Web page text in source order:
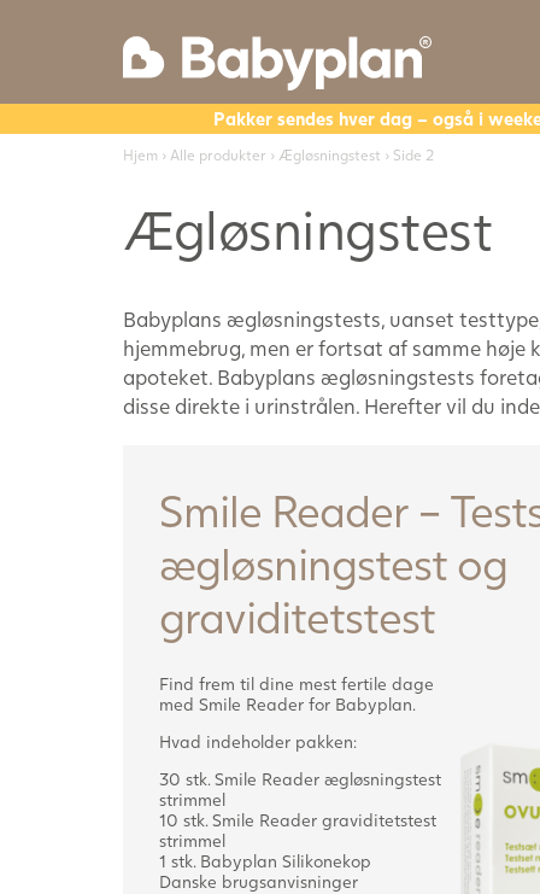
Pakker sendes hver dag – også i
Hjem › Alle produkter › Ægløsningstest › Side 2
Ægløsningstest
Babyplans ægløsningstests, uanset
hjemmebrug, men er fortsat af samme
apoteket. Babyplans ægløsningstests
disse direkte i urinstrålen. Herefter vil du
Smile Reader –
ægløsningstest og
graviditetstest
Find frem til dine mest fertile dage
med Smile Reader for Babyplan.
Hvad indeholder pakken:
30 stk. Smile Reader ægløsningstest
strimmel
10 stk. Smile Reader graviditetstest
strimmel
1 stk. Babyplan Silikonekop
Danske brugsanvisninger